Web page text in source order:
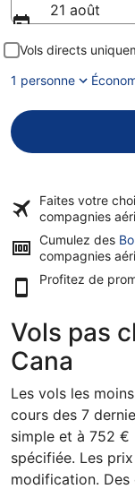
21 août
Vols directs
1 personne
Faites votre
compagnies
Cumulez des
compagnies
Profitez de
Vols pas
Cana
Les vols les
cours des 7
simple et à 752 €
spécifiée. Les
modification. Des